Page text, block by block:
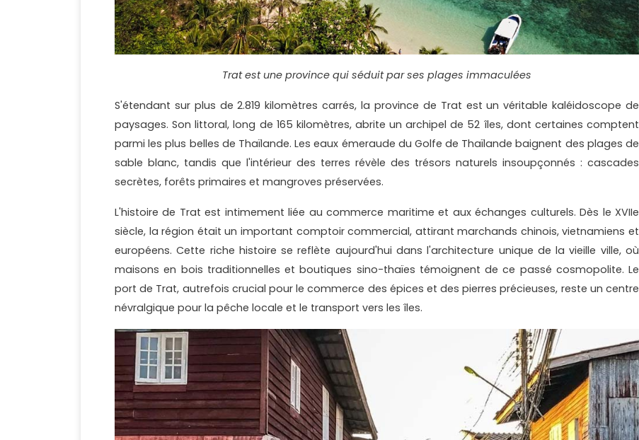
Trat est une province qui séduit par ses plages immaculées
S'étendant sur plus de 2.819 kilomètres carrés, la province de Trat est un véritable kaléidoscope de
paysages. Son littoral, long de 165 kilomètres, abrite un archipel de 52 îles, dont certaines comptent
parmi les plus belles de Thaïlande. Les eaux émeraude du Golfe de Thaïlande baignent des plages de
sable blanc, tandis que l'intérieur des terres révèle des trésors naturels insoupçonnés : cascades
secrètes, forêts primaires et mangroves préservées.
L'histoire de Trat est intimement liée au commerce maritime et aux échanges culturels. Dès le XVIIe
siècle, la région était un important comptoir commercial, attirant marchands chinois, vietnamiens et
européens. Cette riche histoire se reflète aujourd'hui dans l'architecture unique de la vieille ville, où
maisons en bois traditionnelles et boutiques sino-thaïes témoignent de ce passé cosmopolite. Le
port de Trat, autrefois crucial pour le commerce des épices et des pierres précieuses, reste un centre
névralgique pour la pêche locale et le transport vers les îles.